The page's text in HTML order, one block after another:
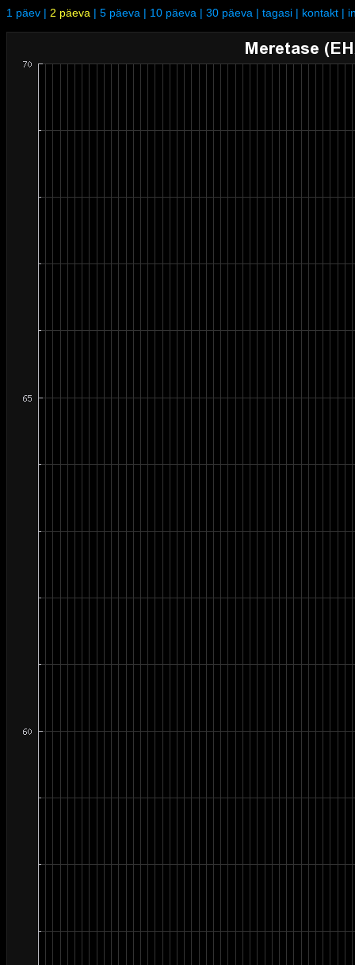
1 päev | 2 päeva | 5 päeva | 10 päeva | 30 päeva | tagasi | kontakt |